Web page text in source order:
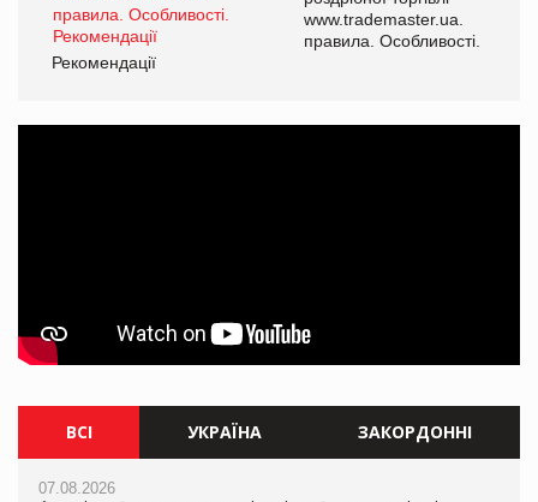
www.trademaster.ua.
правила. Особливості.
Рекомендації
ВСІ УКРАЇНА ЗАКОРДОННІ
07.08.2026
06.08.2026
07.08.2026